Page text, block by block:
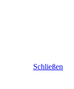
Schließen